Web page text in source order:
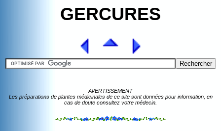
GERCURES
AVERTISSEMENT
Les préparations de plantes médicinales de ce site sont données pour information, en
cas de doute consultez votre médecin.